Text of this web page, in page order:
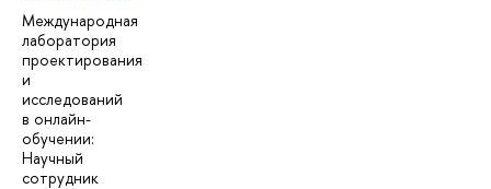
Международная
лаборатория
проектирования
и
исследований
в онлайн-
обучении:
Научный
сотрудник